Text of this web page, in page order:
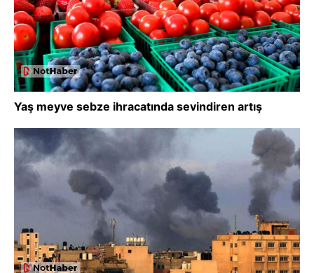
Yaş meyve sebze ihracatında sevindiren artış